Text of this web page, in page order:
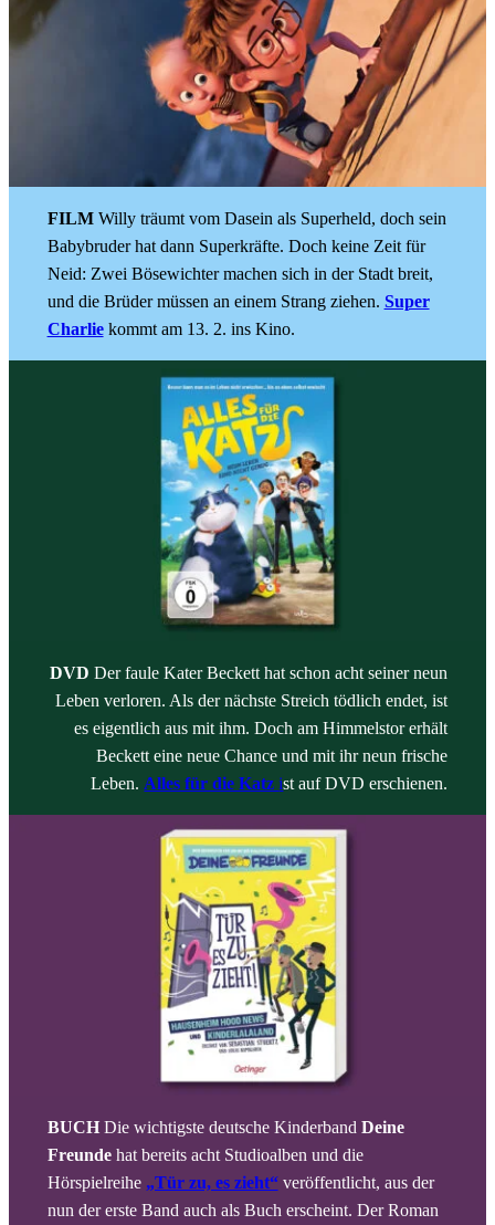
FILMWilly träumt vom Dasein als Superheld, doch sein
Babybruder hat dann Superkräfte. Doch keine Zeit für
Neid: Zwei Bösewichter machen sich in der Stadt breit,
und die Brüder müssen an einem Strang ziehen. Super
Charliekommt am 13. 2. ins Kino.
DVD Der faule Kater Beckett hat schon acht seiner neun
Leben verloren. Als der nächste Streich tödlich endet, ist
es eigentlich aus mit ihm. Doch am Himmelstor erhält
Beckett eine neue Chance und mit ihr neun frische
Leben. Alles für die Katzist auf DVD erschienen.
BUCHDie wichtigste deutsche Kinderband Deine
Freundehat bereits acht Studioalben und die
Hörspielreihe „Tür zu, es zieht“veröffentlicht, aus der
nun der erste Band auch als Buch erscheint. Der Roman